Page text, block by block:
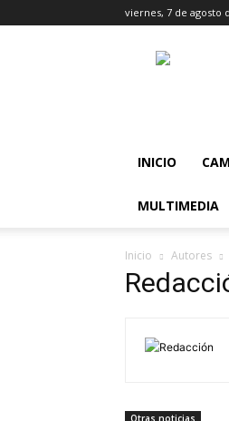
viernes, 7 de agosto
INICIO
MULTIMEDIA
Inicio Autores
Otras noticias